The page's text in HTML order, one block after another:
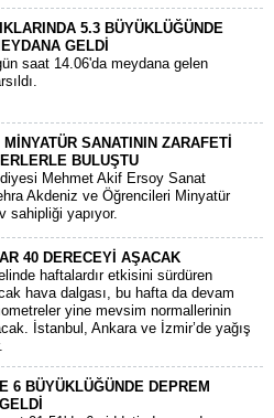
5.3 BÜYÜKLÜĞÜNDE
GELDİ
saat 14.06'da meydana gelen
MİNYATÜR SANATININ ZARAFETİ
BULUŞTU
Mehmet Akif Ersoy Sanat
Akdeniz ve Öğrencileri Minyatür
sahipliği yapıyor.
40 DERECEYİ AŞACAK
haftalardır etkisini sürdüren
hava dalgası, bu hafta da devam
yine mevsim normallerinin
İstanbul, Ankara ve İzmir’de yağış
6 BÜYÜKLÜĞÜNDE DEPREM